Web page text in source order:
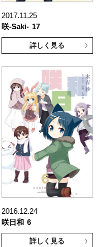
2017.11.25
咲-Saki- 17
詳しく見る
2016.12.24
咲日和 6
詳しく見る